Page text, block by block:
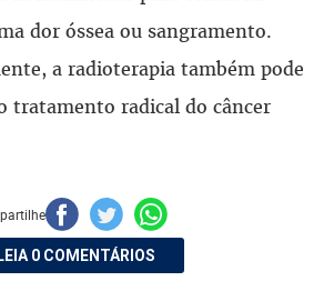
dor óssea ou sangramento.
a radioterapia também pode
tratamento radical do câncer
LEIA 0 COMENTÁRIOS